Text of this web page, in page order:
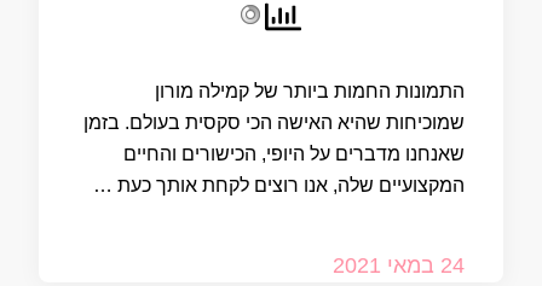
התמונות החמות ביותר של קמילה מורון
שמוכיחות שהיא האישה הכי סקסית בעולם. בזמן
שאנחנו מדברים על היופי, הכישורים והחיים
המקצועיים שלה, אנו רוצים לקחת אותך כעת …
24 במאי 2021